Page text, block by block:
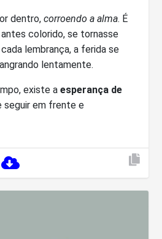
dentro,corroendo a alma. É
colorido, se tornasse
lembrança, a ferida se
lentamente.
existe aesperança de
seguir em frente e